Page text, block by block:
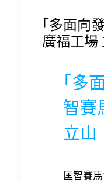
｢多面向
廣福工場
｢多
智賽
立山
匡智賽